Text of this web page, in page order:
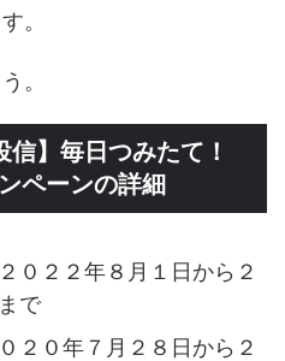
。
。
】毎日つみたて！
ペーンの詳細
０２２年８月１日から２
で
２０年７月２８日から２